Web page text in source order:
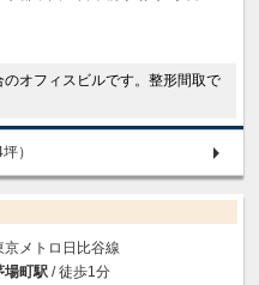
のオフィスビルです。整形間取で
）
京メトロ日比谷線
場町駅 / 徒歩1分